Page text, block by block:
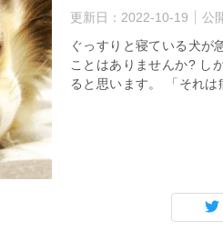
更新日： 2022-10-19 公
ぐっすりと寝ている犬が
ことはありませんか? し
ると思います。 「それ